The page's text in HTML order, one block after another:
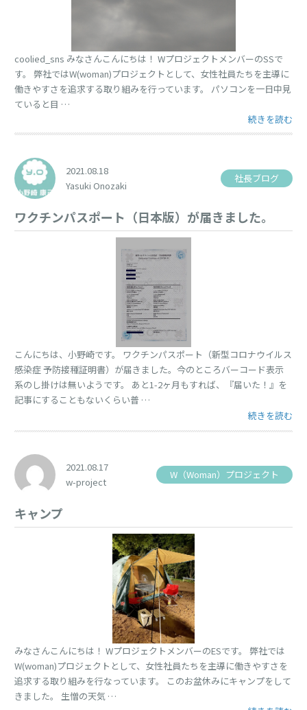
coolied_sns みなさんこんにちは！ WプロジェクトメンバーのSSで
す。 弊社ではW(woman)プロジェクトとして、女性社員たちを主導に
働きやすさを追求する取り組みを行っています。 パソコンを一日中見
ていると目 …
“目に休息を”
続きを読む
2021.08.18
Yasuki Onozaki
社長ブログ
ワクチンパスポート（日本版）が届きました。
こんにちは、小野崎です。 ワクチンパスポート（新型コロナウイルス
感染症 予防接種証明書）が届きました。今のところバーコード表示
系のし掛けは無いようです。 あと1-2ヶ月もすれば、『届いた！』を
記事にすることもないくらい普 …
“ワクチンパ
続きを読む
2021.08.17
w-project
W（Woman）プロジェクト
キャンプ
みなさんこんにちは！ WプロジェクトメンバーのESです。 弊社では
W(woman)プロジェクトとして、女性社員たちを主導に働きやすさを
追求する取り組みを行なっています。 このお盆休みにキャンプをして
きました。 生憎の天気 …